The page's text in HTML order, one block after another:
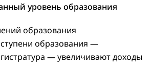
уровень образования
образования
образования —
— увеличивают доходы